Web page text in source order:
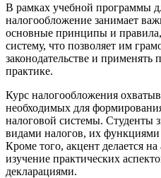
В рамках учебной программы
налогообложение занимает
основные принципы и
систему, что позволяет им
законодательстве и применять
практике.
Курс налогообложения
необходимых для
налоговой системы. Студенты
видами налогов, их
Кроме того, акцент делается
изучение практических
декларациями.